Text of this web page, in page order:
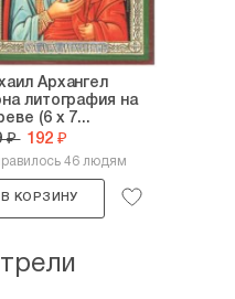
Архангел
литография на
(6 х 7...
₽ 192 ₽
46 людям
В КОРЗИНУ